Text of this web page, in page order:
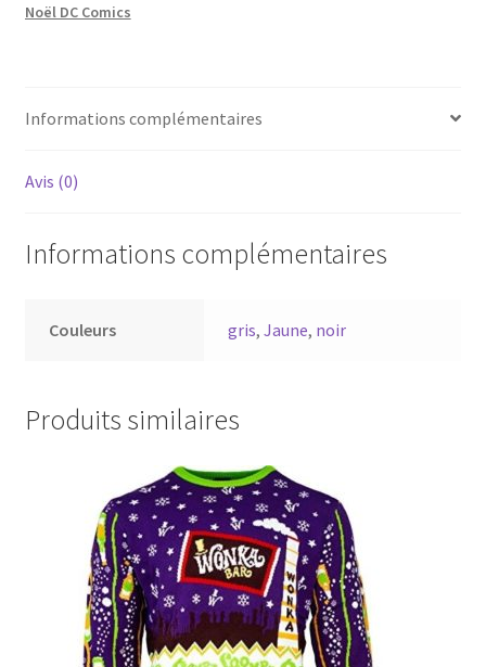
Noël DC Comics
Informations complémentaires
Avis (0)
Informations complémentaires
Couleurs gris,Jaune, noir
Produits similaires